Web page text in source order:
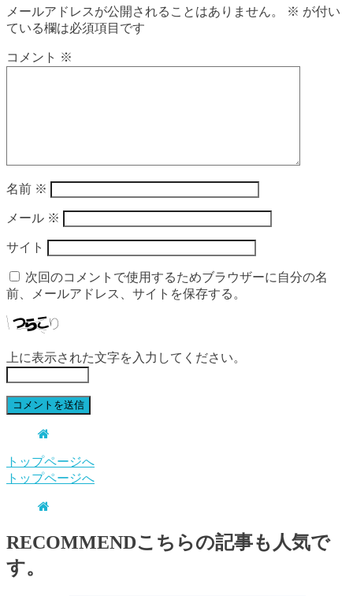
メールアドレスが公開されることはありません。 ※ が付い
ている欄は必須項目です
コメント ※
名前 ※
メール ※
サイト
次回のコメントで使用するためブラウザーに自分の名
前、メールアドレス、サイトを保存する。
上に表示された文字を入力してください。
トップページへ
トップページへ
RECOMMENDこちらの記事も人気で
す。